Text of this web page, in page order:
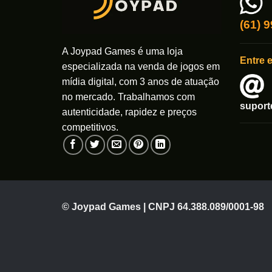
ser
na
do
produto
A Joypad Games é uma loja
especializada na venda de jogos em
mídia digital, com 3 anos de atuação
no mercado. Trabalhamos com
autenticidade, rapidez e preços
competitivos.
(61)
Entre
© Joypad Games | CNPJ 64.388.089/0001-98